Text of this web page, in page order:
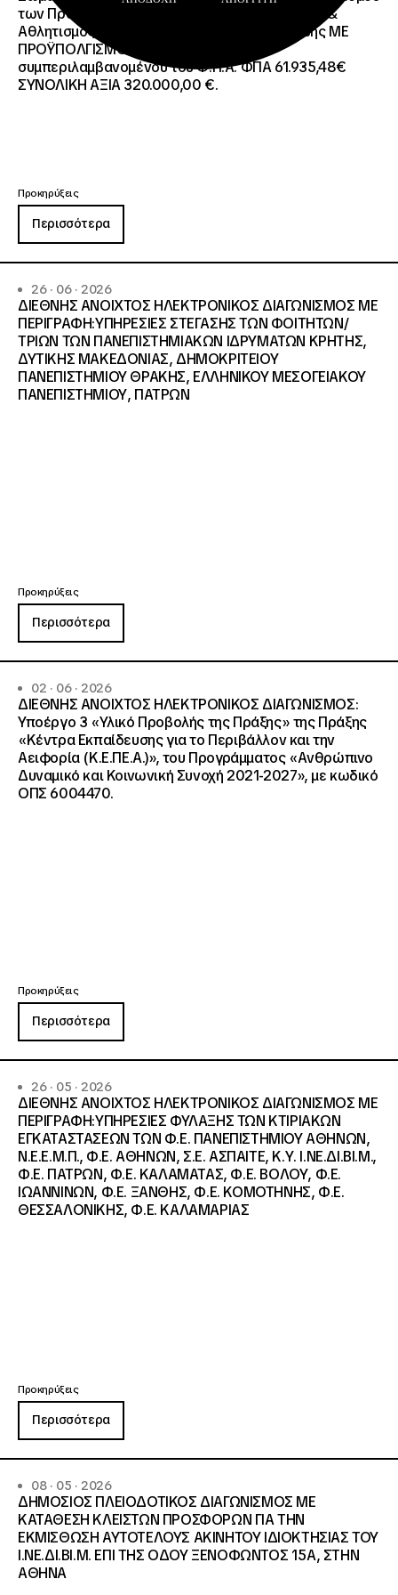
των Προγραμμάτων Erasmus+/Τομέας Νεολαία &
Αθλητισμός και Ευρωπαϊκό Σώμα Αλληλεγγύης ΜΕ
ΠΡΟΫΠΟΛΓΙΣΜΟ:258.064,52 € μη
συμπεριλαμβανομένου του Φ.Π.Α. ΦΠΑ 61.935,48€
ΣΥΝΟΛΙΚΗ ΑΞΙΑ 320.000,00 €.
Προκηρύξεις
Περισσότερα
26 · 06 · 2026
ΔΙΕΘΝΗΣ ΑΝΟΙΧΤΟΣ ΗΛΕΚΤΡΟΝΙΚΟΣ ΔΙΑΓΩΝΙΣΜΟΣ ΜΕ
ΠΕΡΙΓΡΑΦΗ:ΥΠΗΡΕΣΙΕΣ ΣΤΕΓΑΣΗΣ ΤΩΝ ΦΟΙΤΗΤΩΝ/
ΤΡΙΩΝ ΤΩΝ ΠΑΝΕΠΙΣΤΗΜΙΑΚΩΝ ΙΔΡΥΜΑΤΩΝ KΡΗΤΗΣ,
ΔΥΤΙΚΗΣ ΜΑΚΕΔΟΝΙΑΣ, ΔΗΜΟΚΡΙΤΕΙΟΥ
ΠΑΝΕΠΙΣΤΗΜΙΟΥ ΘΡΑΚΗΣ, ΕΛΛΗΝΙΚΟΥ ΜΕΣΟΓΕΙΑΚΟΥ
ΠΑΝΕΠΙΣΤΗΜΙΟΥ, ΠΑΤΡΩΝ
Προκηρύξεις
Περισσότερα
02 · 06 · 2026
ΔΙΕΘΝΗΣ ΑΝΟΙΧΤΟΣ ΗΛΕΚΤΡΟΝΙΚΟΣ ΔΙΑΓΩΝΙΣΜΟΣ:
Υποέργο 3 «Υλικό Προβολής της Πράξης» της Πράξης
«Κέντρα Εκπαίδευσης για το Περιβάλλον και την
Αειφορία (Κ.Ε.ΠΕ.Α.)», του Προγράμματος «Ανθρώπινο
Δυναμικό και Κοινωνική Συνοχή 2021-2027», με κωδικό
ΟΠΣ 6004470.
Προκηρύξεις
Περισσότερα
26 · 05 · 2026
ΔΙΕΘΝΗΣ ΑΝΟΙΧΤΟΣ ΗΛΕΚΤΡΟΝΙΚΟΣ ΔΙΑΓΩΝΙΣΜΟΣ ΜΕ
ΠΕΡΙΓΡΑΦΗ:ΥΠΗΡΕΣΙΕΣ ΦΥΛΑΞΗΣ ΤΩΝ ΚΤΙΡΙΑΚΩΝ
ΕΓΚΑΤΑΣΤΑΣΕΩΝ ΤΩΝ Φ.Ε. ΠΑΝΕΠΙΣΤΗΜΙΟΥ ΑΘΗΝΩΝ,
Ν.Ε.Ε.Μ.Π., Φ.Ε. ΑΘΗΝΩΝ, Σ.Ε. ΑΣΠΑΙΤΕ, Κ.Υ. Ι.ΝΕ.ΔΙ.ΒΙ.Μ.,
Φ.Ε. ΠΑΤΡΩΝ, Φ.Ε. ΚΑΛΑΜΑΤΑΣ, Φ.Ε. ΒΟΛΟΥ, Φ.Ε.
ΙΩΑΝΝΙΝΩΝ, Φ.Ε. ΞΑΝΘΗΣ, Φ.Ε. ΚΟΜΟΤΗΝΗΣ, Φ.Ε.
ΘΕΣΣΑΛΟΝΙΚΗΣ, Φ.Ε. ΚΑΛΑΜΑΡΙΑΣ
Προκηρύξεις
Περισσότερα
08 · 05 · 2026
ΔΗΜΟΣΙΟΣ ΠΛΕΙΟΔΟΤΙΚΟΣ ΔΙΑΓΩΝΙΣΜΟΣ ΜΕ
ΚΑΤΑΘΕΣΗ ΚΛΕΙΣΤΩΝ ΠΡΟΣΦΟΡΩΝ ΓΙΑ ΤΗΝ
ΕΚΜΙΣΘΩΣΗ ΑΥΤΟΤΕΛΟΥΣ ΑΚΙΝΗΤΟΥ ΙΔΙΟΚΤΗΣΙΑΣ ΤΟΥ
Ι.ΝΕ.ΔΙ.ΒΙ.Μ. ΕΠΙ ΤΗΣ ΟΔΟΥ ΞΕΝΟΦΩΝΤΟΣ 15Α, ΣΤΗΝ
ΑΘΗΝΑ